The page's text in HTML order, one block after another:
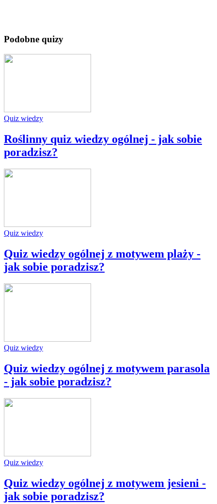
Podobne quizy
Quiz wiedzy
Roślinny quiz wiedzy ogólnej - jak sobie
poradzisz?
Quiz wiedzy
Quiz wiedzy ogólnej z motywem plaży -
jak sobie poradzisz?
Quiz wiedzy
Quiz wiedzy ogólnej z motywem parasola
- jak sobie poradzisz?
Quiz wiedzy
Quiz wiedzy ogólnej z motywem jesieni -
jak sobie poradzisz?